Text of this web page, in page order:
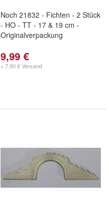
Noch 21832 - Fichten - 2 Stück
- HO - TT - 17 & 19 cm -
Originalverpackung
9,99 €
+ 7,90 € Versand